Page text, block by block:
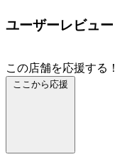
ユーザーレビュー
この店舗を応援する！
ここから応援